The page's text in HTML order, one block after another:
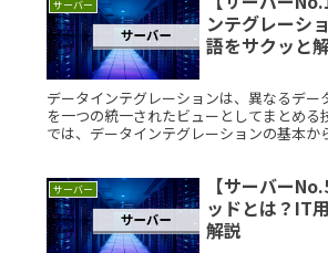
サーバー
ンテグレーシ
語をサクッと
データインテグレーションは、異なるデー
を一つの統一されたビューとしてまとめる
では、データインテグレーションの基本か
サーバー
【サーバー
ッドとは？IT
解説